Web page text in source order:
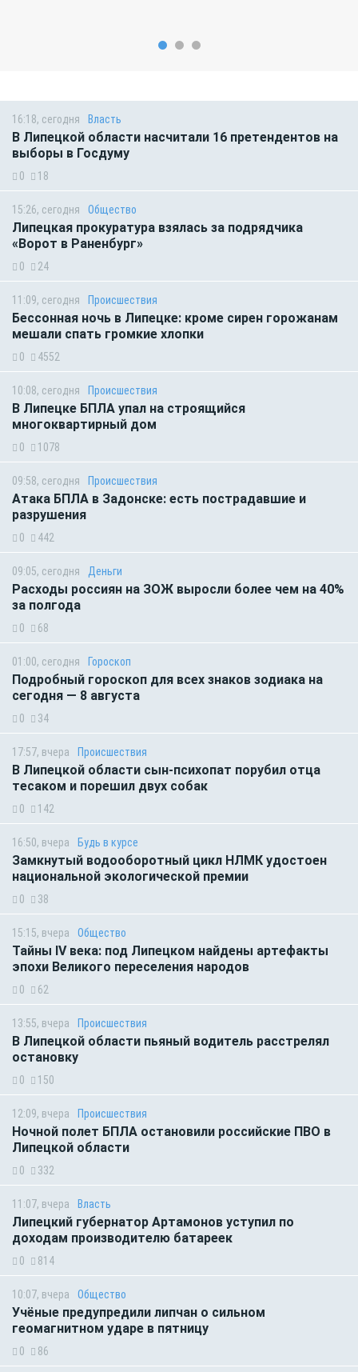
16:18, сегодня Власть
В Липецкой области насчитали 16 претендентов на
выборы в Госдуму
0 18
15:26, сегодня Общество
Липецкая прокуратура взялась за подрядчика
«Ворот в Раненбург»
0 24
11:09, сегодня Происшествия
Бессонная ночь в Липецке: кроме сирен горожанам
мешали спать громкие хлопки
0 4552
10:08, сегодня Происшествия
В Липецке БПЛА упал на строящийся
многоквартирный дом
0 1078
09:58, сегодня Происшествия
Атака БПЛА в Задонске: есть пострадавшие и
разрушения
0 442
09:05, сегодня Деньги
Расходы россиян на ЗОЖ выросли более чем на 40%
за полгода
0 68
01:00, сегодня Гороскоп
Подробный гороскоп для всех знаков зодиака на
сегодня — 8 августа
0 34
17:57, вчера Происшествия
В Липецкой области сын-психопат порубил отца
тесаком и порешил двух собак
0 142
16:50, вчера Будь в курсе
Замкнутый водооборотный цикл НЛМК удостоен
национальной экологической премии
0 38
15:15, вчера Общество
Тайны IV века: под Липецком найдены артефакты
эпохи Великого переселения народов
0 62
13:55, вчера Происшествия
В Липецкой области пьяный водитель расстрелял
остановку
0 150
12:09, вчера Происшествия
Ночной полет БПЛА остановили российские ПВО в
Липецкой области
0 332
11:07, вчера Власть
Липецкий губернатор Артамонов уступил по
доходам производителю батареек
0 814
10:07, вчера Общество
Учёные предупредили липчан о сильном
геомагнитном ударе в пятницу
0 86